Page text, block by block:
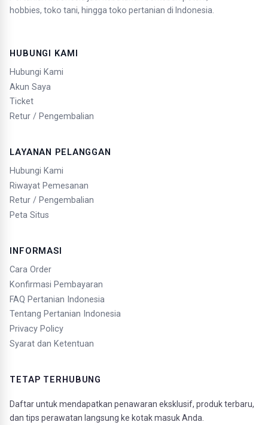
hobbies, toko tani, hingga toko pertanian di Indonesia.
HUBUNGI KAMI
Hubungi Kami
Akun Saya
Ticket
Retur / Pengembalian
LAYANAN PELANGGAN
Hubungi Kami
Riwayat Pemesanan
Retur / Pengembalian
Peta Situs
INFORMASI
Cara Order
Konfirmasi Pembayaran
FAQ Pertanian Indonesia
Tentang Pertanian Indonesia
Privacy Policy
Syarat dan Ketentuan
TETAP TERHUBUNG
Daftar untuk mendapatkan penawaran eksklusif, produk terbaru,
dan tips perawatan langsung ke kotak masuk Anda.